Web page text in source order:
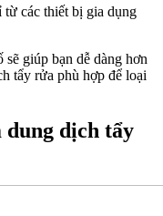
các thiết bị gia dụng
giúp bạn dễ dàng hơn
tẩy rửa phù hợp để loại
dung dịch tẩy